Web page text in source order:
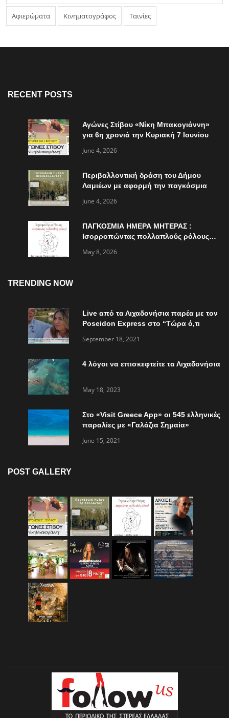
Αφιερώματα Κινηματογράφος Ταινίες
RECENT POSTS
Αγώνες Στίβου «Νίκη Μπακογιάννη»
για 6η χρονιά την Κυριακή 7 Ιουνίου
June 4, 2026
Περιβαλλοντική δράση του Δήμου
Λαμιέων με αφορμή την παγκόσμια
June 4, 2026
ΠΑΓΚΟΣΜΙΑ ΗΜΕΡΑ ΜΗΤΕΡΑΣ :
Ισορροπώντας πολλαπλούς ρόλους…
May 8, 2026
TRENDING NOW
Live από τα Λιχαδονήσια παρέα με τον
Poseidon Express στο “Τώρα ό,τι
September 18, 2021
4 λόγοι να επισκεφτείτε τα Λιχαδονήσια
May 18, 2023
Στο «Visit Greece App» οι 545 ελληνικές
παραλίες με «Γαλάζια Σημαία»
June 15, 2021
POST GALLERY